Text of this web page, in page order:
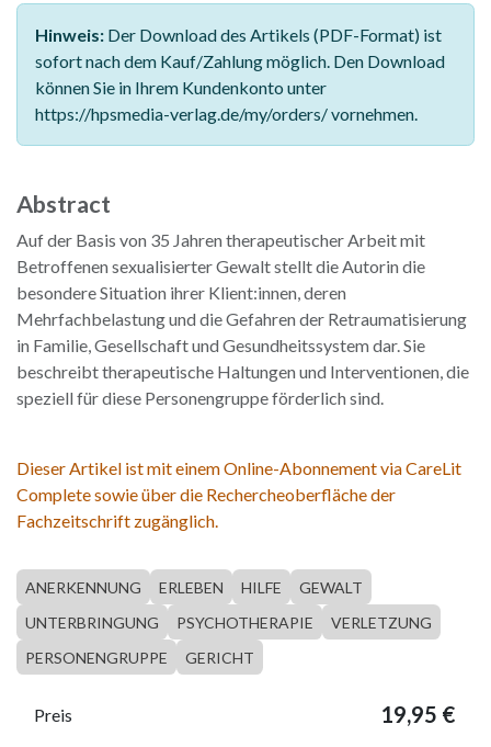
Hinweis: Der Download des Artikels (PDF-Format) ist
sofort nach dem Kauf/Zahlung möglich. Den Download
können Sie in Ihrem Kundenkonto unter
https://hpsmedia-verlag.de/my/orders/ vornehmen.
Abstract
Auf der Basis von 35 Jahren therapeutischer Arbeit mit
Betroffenen sexualisierter Gewalt stellt die Autorin die
besondere Situation ihrer Klient:innen, deren
Mehrfachbelastung und die Gefahren der Retraumatisierung
in Familie, Gesellschaft und Gesundheitssystem dar. Sie
beschreibt therapeutische Haltungen und Interventionen, die
speziell für diese Personengruppe förderlich sind.
Dieser Artikel ist mit einem Online-Abonnement via CareLit
Complete sowie über die Rechercheoberfläche der
Fachzeitschrift zugänglich.
ANERKENNUNG ERLEBEN HILFE
GEWALT
UNTERBRINGUNG
PSYCHOTHERAPIE
VERLETZUNG
PERSONENGRUPPE
GERICHT
Preis 19,95 €